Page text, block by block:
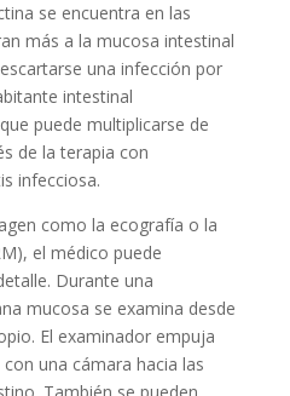
se encuentra en las
más a la mucosa intestinal
una infección por
intestinal
puede multiplicarse de
de la terapia con
infecciosa.
como la ecografía o la
el médico puede
Durante una
mucosa se examina desde
El examinador empuja
una cámara hacia las